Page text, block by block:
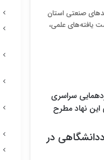
صنعتی استان
یافته‌های علمی،
سراسری
این نهاد مطرح
در